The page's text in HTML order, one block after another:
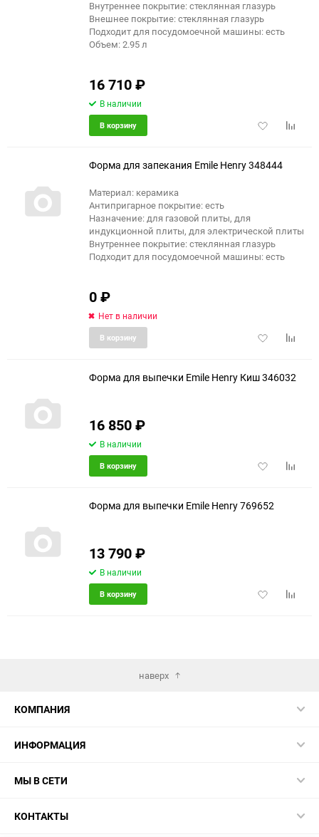
Внутреннее покрытие: стеклянная глазурь
Внешнее покрытие: стеклянная глазурь
Подходит для посудомоечной машины: есть
Объем: 2.95 л
16 710₽
В наличии
Добавить
В корзину
Форма для запекания Emile Henry 348444
Материал: керамика
Антипригарное покрытие: есть
Назначение: для газовой плиты, для
индукционной плиты, для электрической плиты
Внутреннее покрытие: стеклянная глазурь
Подходит для посудомоечной машины: есть
0₽
Нет в наличии
Добавить
В корзину
Форма для выпечки Emile Henry Киш 346032
16 850₽
В наличии
Добавить
В корзину
Форма для выпечки Emile Henry 769652
13 790₽
В наличии
Добавить
В корзину
наверх
КОМПАНИЯ
ИНФОРМАЦИЯ
МЫ В СЕТИ
КОНТАКТЫ